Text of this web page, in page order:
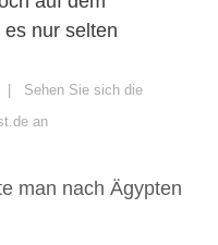
nur selten
| Sehen Sie sich die
an
man nach Ägypten